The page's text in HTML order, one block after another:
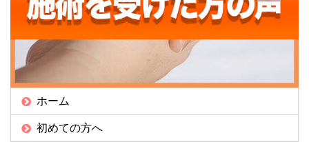
ホーム
初めての方へ